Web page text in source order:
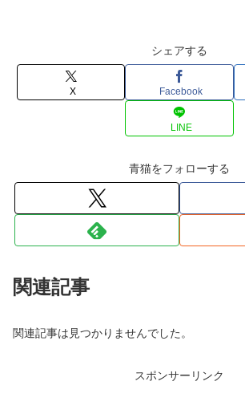
シェアする
X Facebook
LINE
青猫をフォローする
関連記事
関連記事は見つかりませんでした。
スポンサーリンク